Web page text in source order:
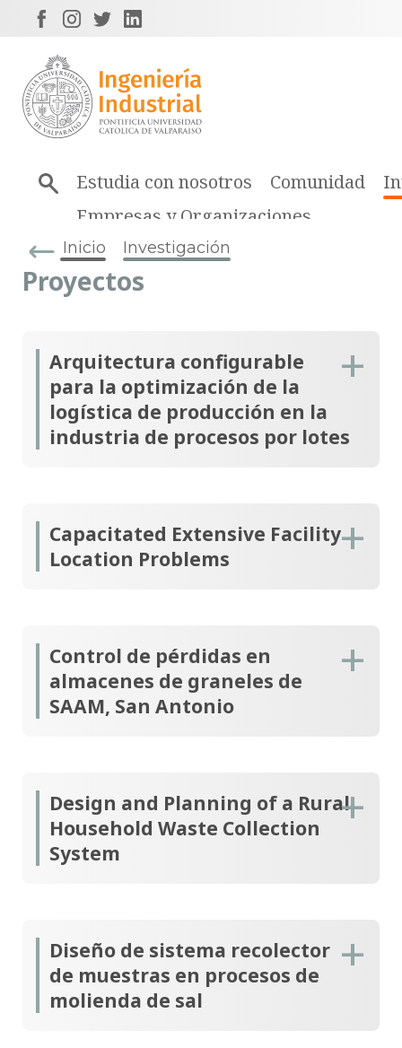
Estudia con nosotros Comunidad
Empresas y Organizaciones
Inicio Investigación
Proyectos
Arquitectura configurable
para la optimización de la
logística de producción en la
industria de procesos por lotes
Capacitated Extensive Facility
Location Problems
Control de pérdidas en
almacenes de graneles de
SAAM, San Antonio
Design and Planning of a Rural
Household Waste Collection
System
Diseño de sistema recolector
de muestras en procesos de
molienda de sal